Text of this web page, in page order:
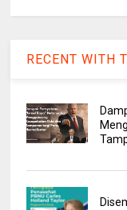
RECENT WITH